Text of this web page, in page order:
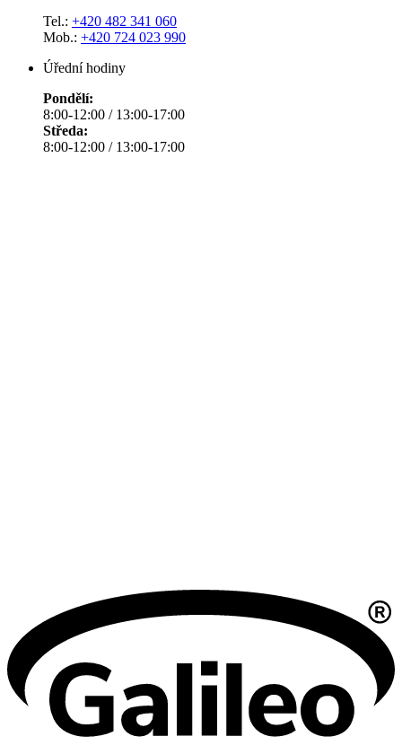
Tel.: +420 482 341 060
Mob.: +420 724 023 990
Úřední hodiny
Pondělí:
8:00-12:00 / 13:00-17:00
Středa:
8:00-12:00 / 13:00-17:00